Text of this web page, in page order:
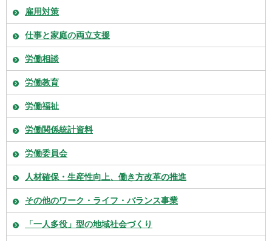
雇用対策
仕事と家庭の両立支援
労働相談
労働教育
労働福祉
労働関係統計資料
労働委員会
人材確保・生産性向上、働き方改革の推進
その他のワーク・ライフ・バランス事業
「一人多役」型の地域社会づくり